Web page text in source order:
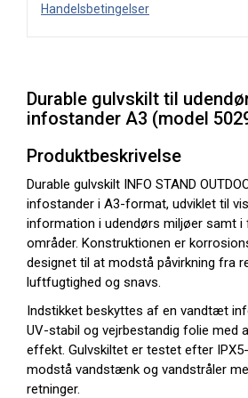
Handelsbetingelser
Durable gulvskilt til
infostander A3 (model
Produktbeskrivelse
Durable gulvskilt INFO STAND
infostander i A3-format, udviklet til
information i udendørs miljøer samt i
områder. Konstruktionen er
designet til at modstå påvirkning fra
luftfugtighed og snavs.
Indstikket beskyttes af en vandtæt
UV-stabil og vejrbestandig folie med
effekt. Gulvskiltet er testet efter
modstå vandstænk og vandstråler
retninger.